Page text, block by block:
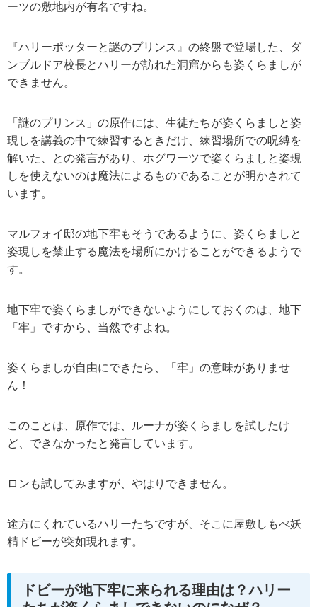
ーツの敷地内が有名ですね。
『ハリーポッターと謎のプリンス』の終盤で登場した、ダ
ンブルドア校長とハリーが訪れた洞窟からも姿くらましが
できません。
「謎のプリンス」の原作には、生徒たちが姿くらましと姿
現しを講義の中で練習するときだけ、練習場所での呪縛を
解いた、との発言があり、ホグワーツで姿くらましと姿現
しを使えないのは魔法によるものであることが明かされて
います。
マルフォイ邸の地下牢もそうであるように、姿くらましと
姿現しを禁止する魔法を場所にかけることができるようで
す。
地下牢で姿くらましができないようにしておくのは、地下
「牢」ですから、当然ですよね。
姿くらましが自由にできたら、「牢」の意味がありませ
ん！
このことは、原作では、ルーナが姿くらましを試したけ
ど、できなかったと発言しています。
ロンも試してみますが、やはりできません。
途方にくれているハリーたちですが、そこに屋敷しもべ妖
精ドビーが突如現れます。
ドビーが地下牢に来られる理由は？ハリー